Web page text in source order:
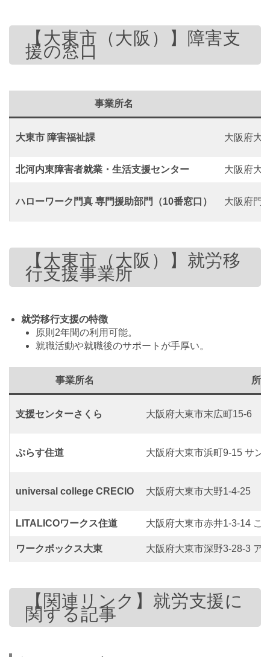
【大東市（大阪）】障害支
援の窓口
事業所名
大東市 障害福祉課 大阪府大
北河内東障害者就業・生活支援センター 大阪府大
ハローワーク門真 専門援助部門（10番窓口） 大阪府門
【大東市（大阪）】就労移
行支援事業所
就労移行支援の特徴
原則2年間の利用可能。
就職活動や就職後のサポートが手厚い。
事業所名 所
支援センターさくら 大阪府大東市末広町15-6
ぷらす住道 大阪府大東市浜町9-15 サン
universal college CRECIO 大阪府大東市大野1-4-25
LITALICOワークス住道 大阪府大東市赤井1-3-14 こ
ワークボックス大東 大阪府大東市深野3-28-3 ア
【関連リンク】就労支援に
関する記事